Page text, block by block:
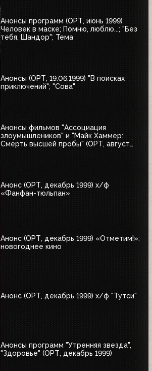
Анонсы программ (ОРТ, июнь 1999)
Человек в маске; Помню, люблю...; "Без
тебя, Шандор"; Тема
Анонсы (ОРТ, 19.06.1999) "В поисках
приключений"; "Сова"
Анонсы фильмов "Ассоциация
злоумышлеников" и "Майк Хаммер:
Смерть высшей пробы" (ОРТ, август
Анонс (ОРТ, декабрь 1999) х/ф
«Фанфан-тюльпан»
Анонс (ОРТ, декабрь 1999) «Отметим!»:
новогоднее кино
Анонс (ОРТ, декабрь 1999) х/ф "Тутси"
Анонсы программ "Утренняя звезда",
"Здоровье" (ОРТ, декабрь 1999)